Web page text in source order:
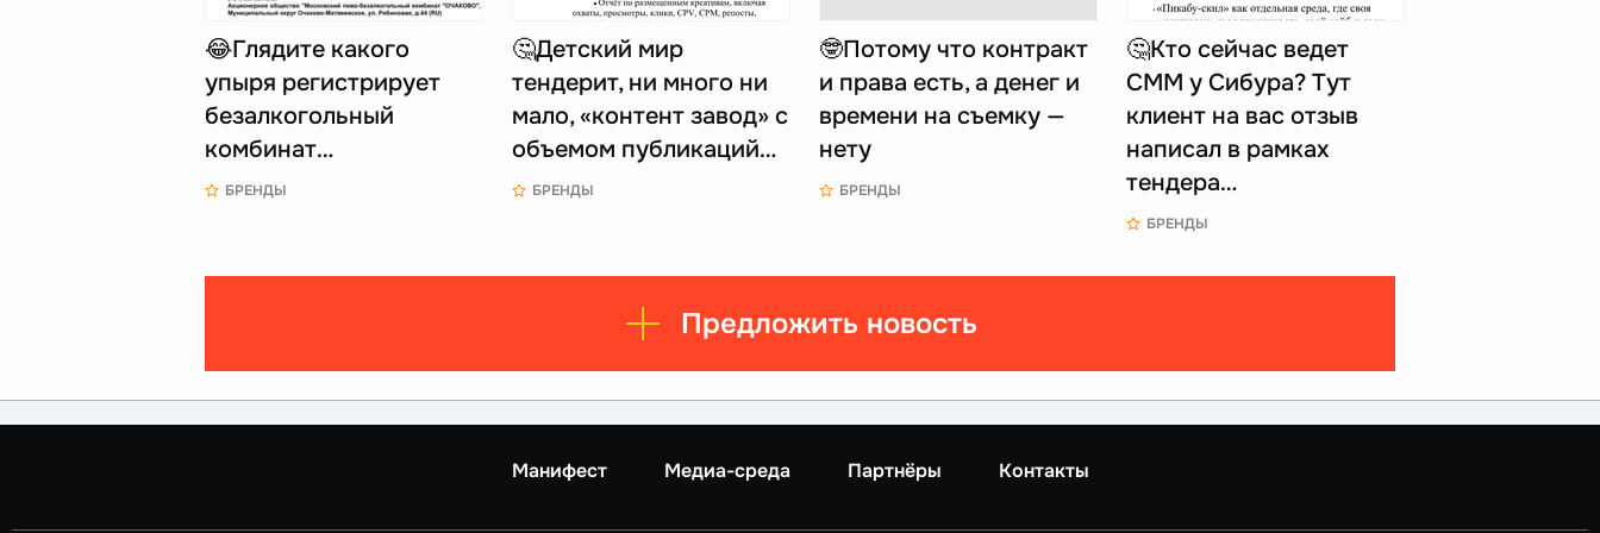
😂Глядите какого
упыря регистрирует
безалкогольный
комбинат…
БРЕНДЫ
🤔Детский мир
тендерит, ни много ни
мало, «контент завод» с
объемом публикаций…
БРЕНДЫ
🤓Потому что контракт
и права есть, а денег и
времени на съемку —
нету
БРЕНДЫ
🤔Кто сейчас ведет
СММ у Сибура? Тут
клиент на вас отзыв
написал в рамках
тендера…
БРЕНДЫ
Предложить новость
Манифест Медиа-среда Партнёры Контакты